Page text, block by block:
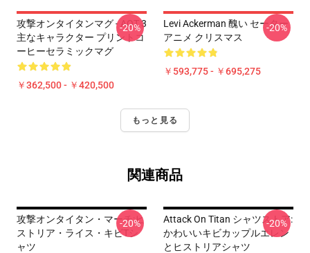
攻撃オンタイタンマグ - AOT 3
主なキャラクター プリントコ
ーヒーセラミックマグ
￥362,500 - ￥420,500
-20%
Levi Ackerman 醜い セーター
アニメ クリスマス
￥593,775 - ￥695,275
-20%
もっと見る
関連商品
攻撃オンタイタン・マーチ:ヒ
ストリア・ライス・キビTシ
ャツ
-20%
Attack On Titan シャツストア:
かわいいキビカップルエレン
とヒストリアシャツ
-20%